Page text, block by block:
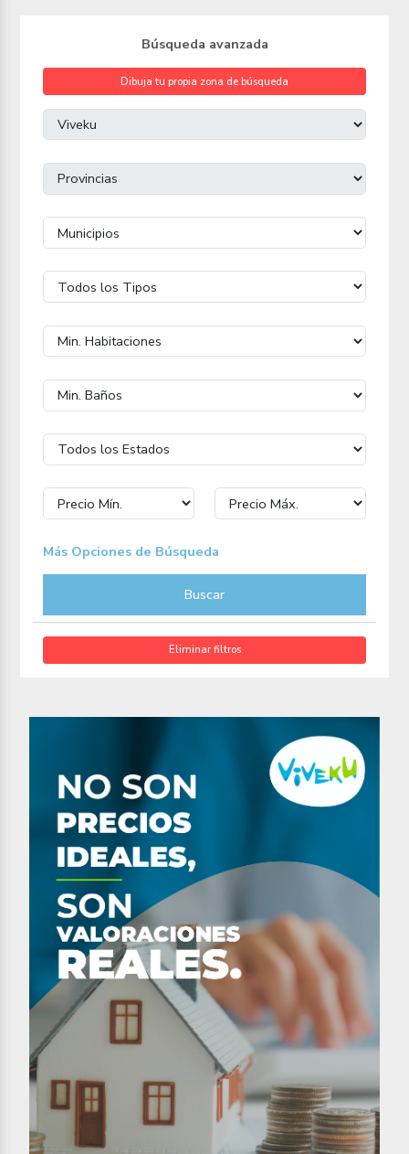
Búsqueda avanzada
Dibuja tu propia zona de búsqueda
Más Opciones de Búsqueda
Buscar
Eliminar filtros